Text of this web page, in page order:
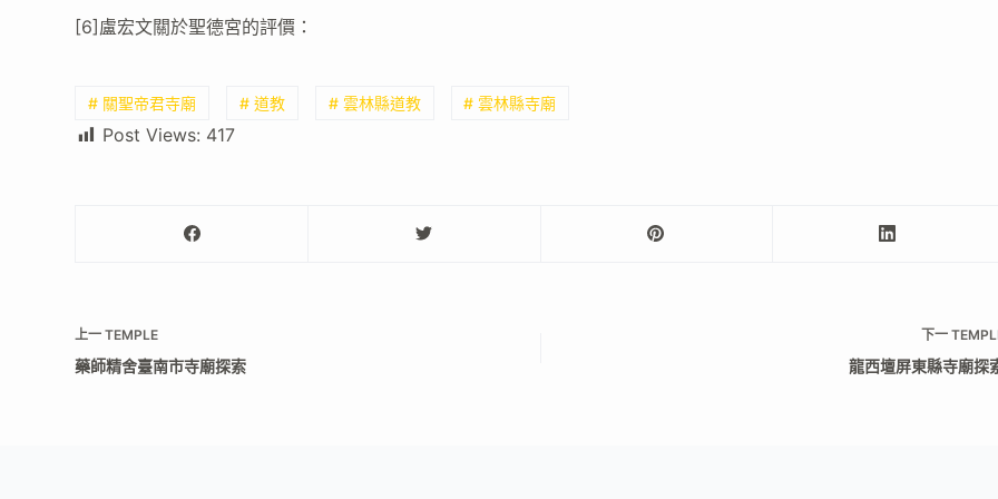
[6]盧宏文關於聖德宮的評價：
# 關聖帝君寺廟 # 道教 # 雲林縣道教 # 雲林縣寺廟
Post Views: 417
上一TEMPLE
藥師精舍臺南市寺廟探索
下一
龍西壇屏東縣寺廟探